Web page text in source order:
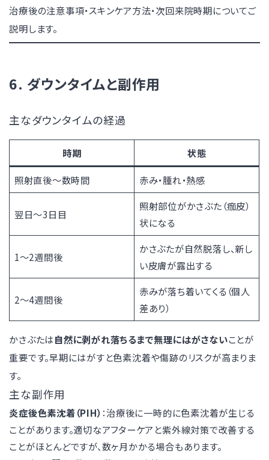
治療後の注意事項・スキンケア方法・次回来院時期についてご
説明します。
6. ダウンタイムと副作用
主なダウンタイムの経過
時期 状態
照射直後〜数時間 赤み・腫れ・熱感
翌日〜3日目
照射部位がかさぶた（痂皮）
状になる
1〜2週間後
かさぶたが自然脱落し、新し
い皮膚が露出する
2〜4週間後
赤みが落ち着いてくる（個人
差あり）
かさぶたは自然に剥がれ落ちるまで無理にはがさないことが
重要です。早期にはがすと色素沈着や傷跡のリスクが高まりま
す。
主な副作用
炎症後色素沈着（PIH） ：治療後に一時的に色素沈着が生じる
ことがあります。適切なアフターケアと紫外線対策で改善する
ことがほとんどですが、数ヶ月かかる場合もあります。